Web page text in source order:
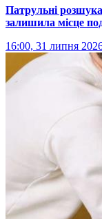
Патрульні
залишила місце
16:00, 31 липня